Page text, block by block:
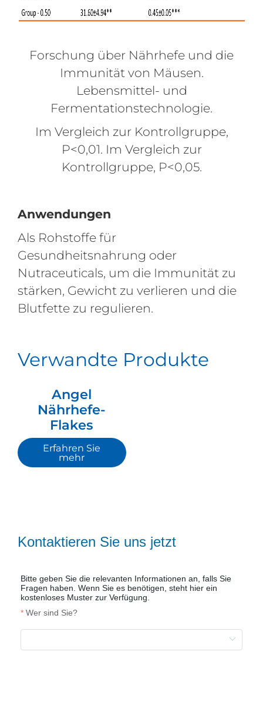
Forschung über Nährhefe und die
Immunität von Mäusen.
Lebensmittel- und
Fermentationstechnologie.
Im Vergleich zur Kontrollgruppe,
P<0,01. Im Vergleich zur
Kontrollgruppe, P<0,05.
Anwendungen
Als Rohstoffe für
Gesundheitsnahrung oder
Nutraceuticals, um die Immunität zu
stärken, Gewicht zu verlieren und die
Blutfette zu regulieren.
Verwandte Produkte
Angel
Nährhefe-
Flakes
Erfahren Sie
mehr